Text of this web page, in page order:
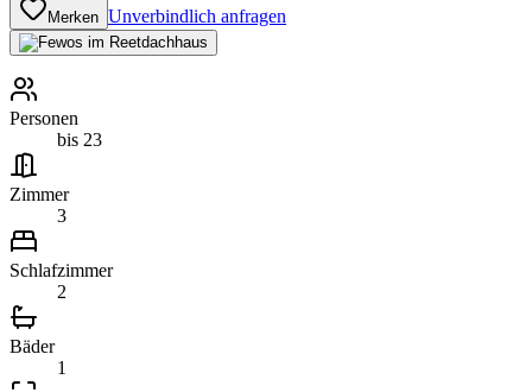
Merken Unverbindlich anfragen
Personen
bis 23
Zimmer
3
Schlafzimmer
2
Bäder
1